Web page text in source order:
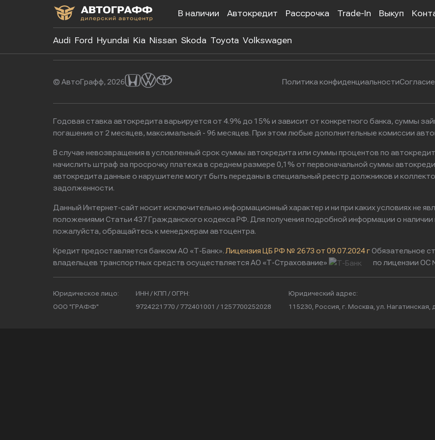
В наличии Автокредит Рассрочка Trade-In Выкуп
Audi Ford Hyundai Kia Nissan Skoda Toyota Volkswagen
+7 (499) 302-55-38
© АвтоГрафф, 2026 Политика конфиденциальности
Годовая ставка автокредита варьируется от 4.9% до 15% и зависит от конкретного банка, суммы
погашения от 2 месяцев, максимальный - 96 месяцев. При этом любые дополнительные комиссии
В случае невозвращения в условленный срок суммы автокредита или суммы процентов по
начислить штраф за просрочку платежа в среднем размере 0,1% от первоначальной суммы
автокредита данные о нарушителе могут быть переданы в специальный реестр должников и
задолженности.
Данный Интернет-сайт носит исключительно информационный характер и ни при каких условиях не
положениями Статьи 437 Гражданского кодекса РФ. Для получения подробной информации о наличии
пожалуйста, обращайтесь к менеджерам автоцентра.
Кредит предоставляется банком АО «Т-Банк». Лицензия ЦБ РФ № 2673 от 09.07.2024 гОбязательное
владельцев транспортных средств осуществляется АО «Т-Страхование»
по лицензии ОС
Юридическое лицо:
ООО "ГРАФФ"
ИНН / КПП / ОГРН:
9724221770 / 772401001 / 1257700252028
Юридический адрес:
115230, Россия, г. Москва, ул. Нагатинская,